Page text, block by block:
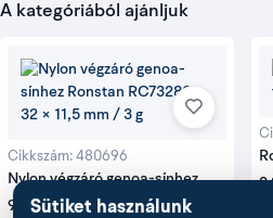
A kategóriából ajánljuk
Cikkszám: 480696
Nylon végzáró genoa-sínhez
Ronstan RC73280
965 Ft
2
Sütiket használunk